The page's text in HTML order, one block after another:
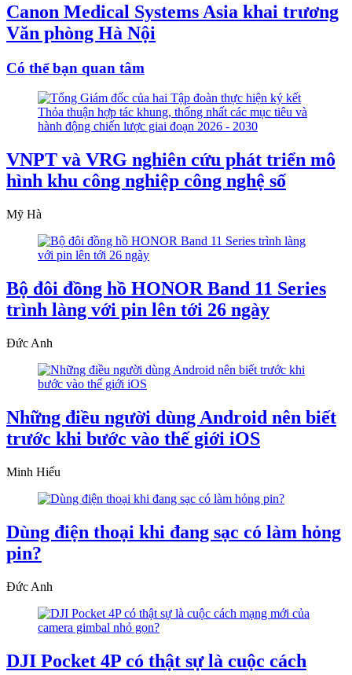
Canon Medical Systems Asia khai trương
Văn phòng Hà Nội
Có thể bạn quan tâm
VNPT và VRG nghiên cứu phát triển mô
hình khu công nghiệp công nghệ số
Mỹ Hà
Bộ đôi đồng hồ HONOR Band 11 Series
trình làng với pin lên tới 26 ngày
Đức Anh
Những điều người dùng Android nên biết
trước khi bước vào thế giới iOS
Minh Hiếu
Dùng điện thoại khi đang sạc có làm hỏng
pin?
Đức Anh
DJI Pocket 4P có thật sự là cuộc cách